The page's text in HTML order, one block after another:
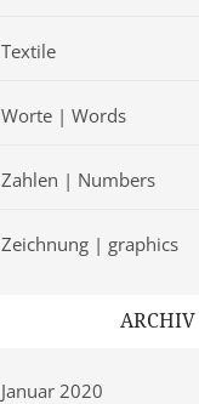
Textile
Worte | Words
Zahlen | Numbers
Zeichnung | graphics
ARCHIV
Januar 2020